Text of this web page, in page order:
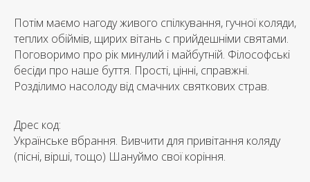
Потім маємо нагоду живого спілкування, гучної коляди,
теплих обіймів, щирих вітань с прийдешніми святами.
Поговоримо про рік минулий і майбутній. Філософські
бесіди про наше буття. Прості, цінні, справжні.
Розділимо насолоду від смачних святкових страв.
Дрес код:
Українське вбрання. Вивчити для привітання коляду
(пісні, вірші, тощо) Шануймо свої коріння.